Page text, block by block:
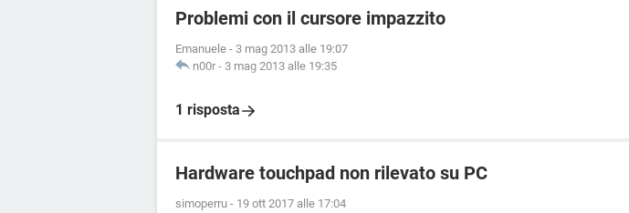
Problemi con il cursore impazzito
Emanuele - 3 mag 2013 alle 19:07
n00r - 3 mag 2013 alle 19:35
1 risposta
Hardware touchpad non rilevato su PC
simoperru - 19 ott 2017 alle 17:04